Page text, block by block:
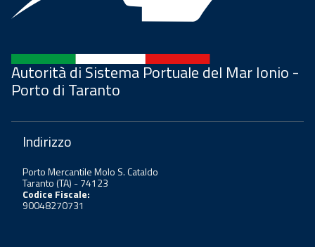
Autorità di Sistema Portuale del Mar Ionio -
Porto di Taranto
Indirizzo
Porto Mercantile Molo S. Cataldo
Taranto (TA) - 74123
Codice Fiscale:
90048270731